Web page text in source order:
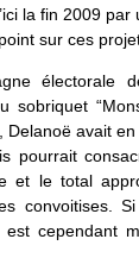
la fin 2009
sur ces
électorale
sobriquet
Delanoë avait
pourrait
et le total
convoitises.
cependant